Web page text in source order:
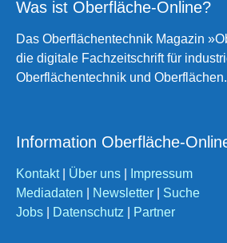
Was ist Oberfläche-Online?
Das Oberflächentechnik Magazin
die digitale Fachzeitschrift für
Oberflächentechnik und Oberflächen.
Information Oberfläche-
Kontakt| Über uns
Impressum
Mediadaten
Newsletter
Suche
Jobs
Datenschutz Partner